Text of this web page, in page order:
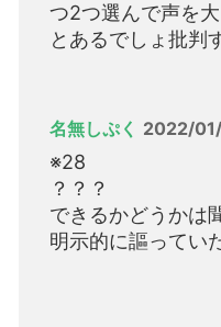
つ2つ選んで声を
とあるでしょ批判
名無しぷく 2022/
※28
？？？
できるかどうかは
明示的に謳ってい